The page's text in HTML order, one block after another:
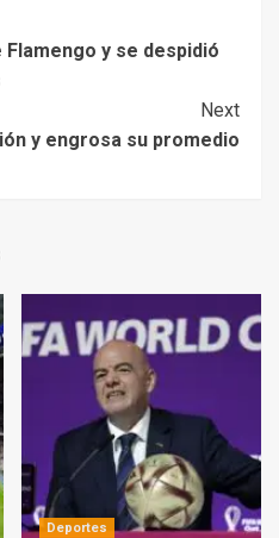
y se despidió
Next
y engrosa su promedio
Deportes